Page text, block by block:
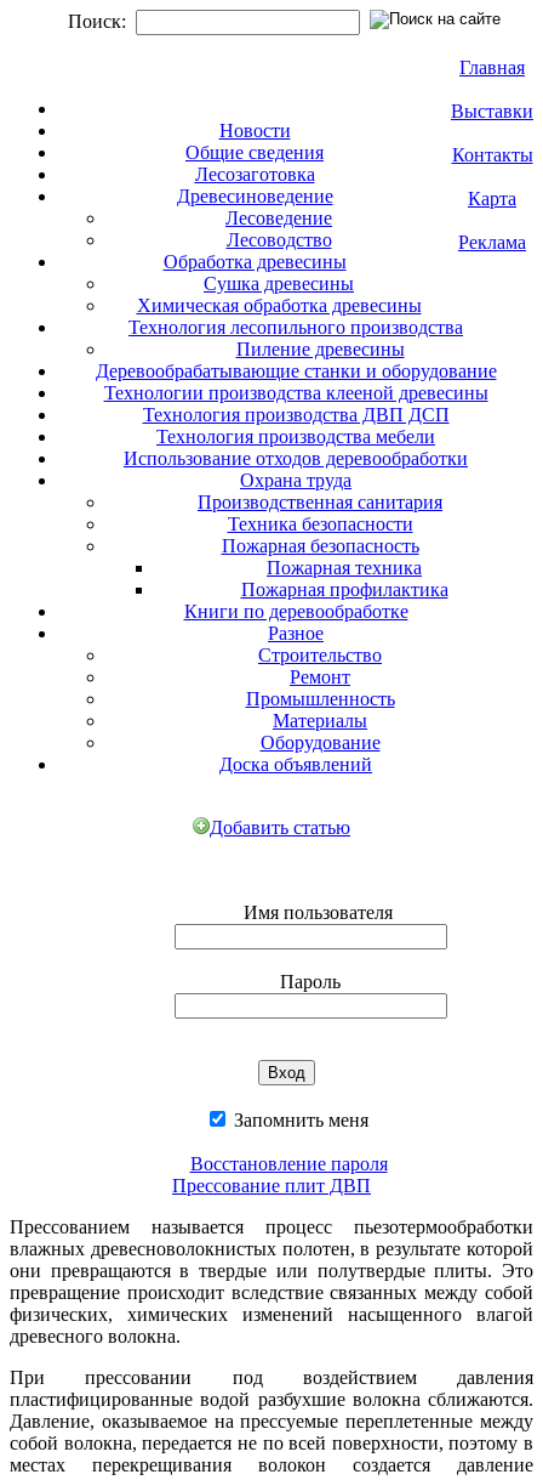
Поиск:
Главная
Выставки
Контакты
Карта
Реклама
Новости
Общие сведения
Лесозаготовка
Древесиноведение
Лесоведение
Лесоводство
Обработка древесины
Сушка древесины
Химическая обработка древесины
Технология лесопильного производства
Пиление древесины
Деревообрабатывающие станки и оборудование
Технологии производства клееной древесины
Технология производства ДВП ДСП
Технология производства мебели
Использование отходов деревообработки
Охрана труда
Производственная санитария
Техника безопасности
Пожарная безопасность
Пожарная техника
Пожарная профилактика
Книги по деревообработке
Разное
Строительство
Ремонт
Промышленность
Материалы
Оборудование
Доска объявлений
Добавить статью
Имя пользователя
Пароль
Запомнить меня
Восстановление пароля
Прессование плит ДВП
Прессованием называется процесс пьезотермообработки
влажных древесноволокнистых полотен, в результате которой
они превращаются в твердые или полутвердые плиты. Это
превращение происходит вследствие связанных между собой
физических, химических изменений насыщенного влагой
древесного волокна.
При прессовании под воздействием давления
пластифицированные водой разбухшие волокна сближаются.
Давление, оказываемое на прессуемые переплетенные между
собой волокна, передается не по всей поверхности, поэтому в
местах перекрещивания волокон создается давление